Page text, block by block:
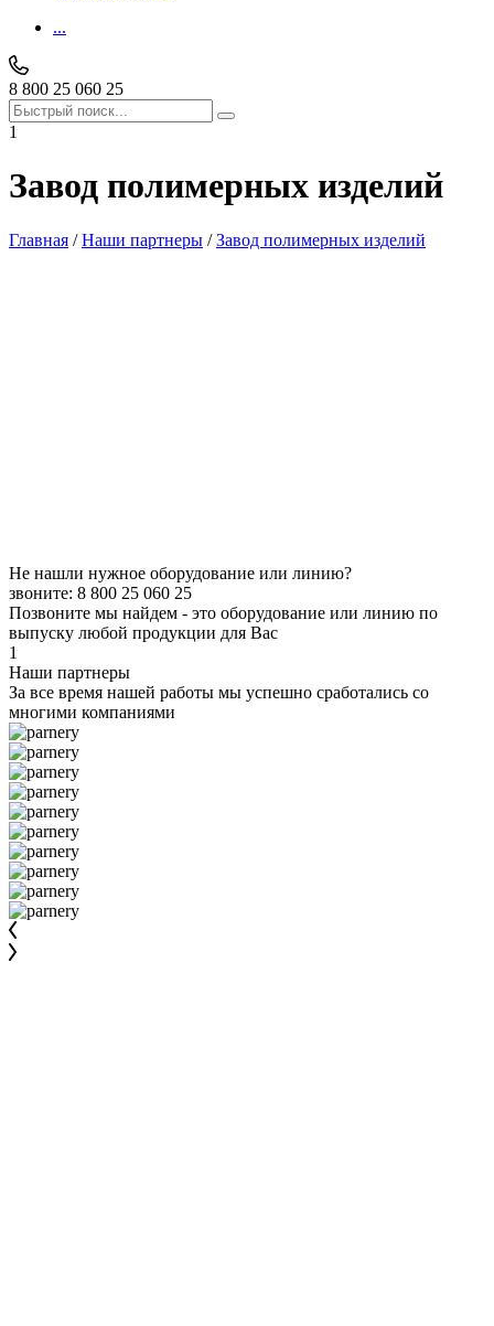
...
8 800 25 060 25
1
Завод полимерных изделий
Главная /Наши партнеры /Завод полимерных изделий
Не нашли нужное оборудование или линию?
звоните: 8 800 25 060 25
Позвоните мы найдем - это оборудование или линию по
выпуску любой продукции для Вас
1
Наши партнеры
За все время нашей работы мы успешно сработались со
многими компаниями